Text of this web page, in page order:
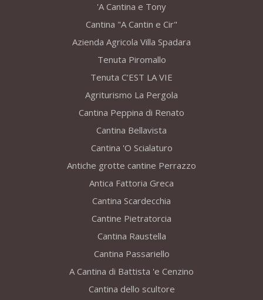
'A Cantina e Tony
Cantina "A Cantin e Cir"
Azienda Agricola Villa Spadara
Tenuta Piromallo
Tenuta C’EST LA VIE
Agriturismo La Pergola
Cantina Peppina di Renato
Cantina Bellavista
Cantina 'O Scialaturo
Antiche grotte cantine Perrazzo
Antica Fattoria Greca
Cantina Scardecchia
Cantine Pietratorcia
Cantina Raustella
Cantina Passariello
A Cantina di Battista 'e Cenzino
Cantina dello scultore